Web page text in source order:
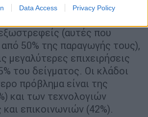
Data Access Privacy Policy
πλήρωση κενών θέσεων
(αυτές που
50% της παραγωγής τους),
μεγαλύτερες επιχειρήσεις
του δείγματος. Οι κλάδοι
πρόβλημα είναι της
και των τεχνολογιών
επικοινωνιών (42%).